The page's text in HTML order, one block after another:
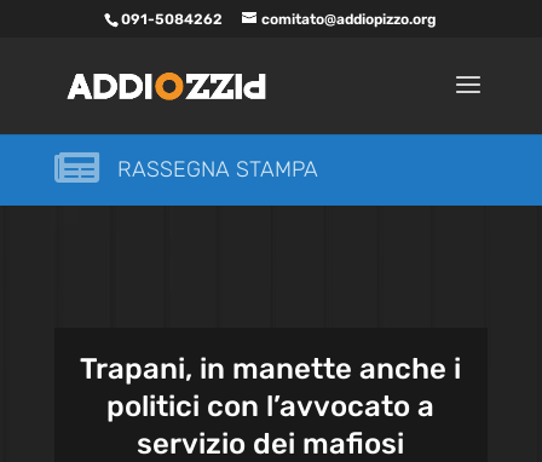
091-5084262 comitato@addiopizzo.org
 RASSEGNA STAMPA
Trapani, in manette anche i
politici con l’avvocato a
servizio dei mafiosi